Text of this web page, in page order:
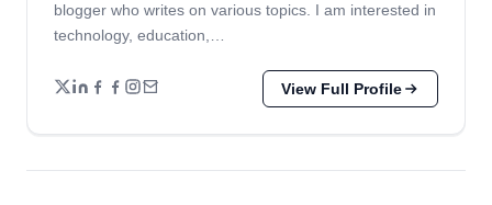
blogger who writes on various topics. I am interested in
technology, education,…
View Full Profile